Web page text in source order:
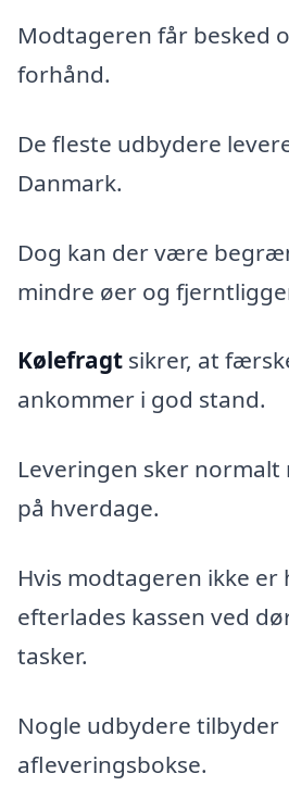
Modtageren får besked
forhånd.
De fleste udbydere
Danmark.
Dog kan der være
mindre øer og
Kølefragt sikrer, at
ankommer i god stand.
Leveringen sker normalt
på hverdage.
Hvis modtageren ikke er
efterlades kassen ved
tasker.
Nogle udbydere tilbyder
afleveringsbokse.